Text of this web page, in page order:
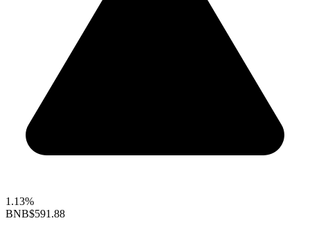
1.13%
BNB$591.88